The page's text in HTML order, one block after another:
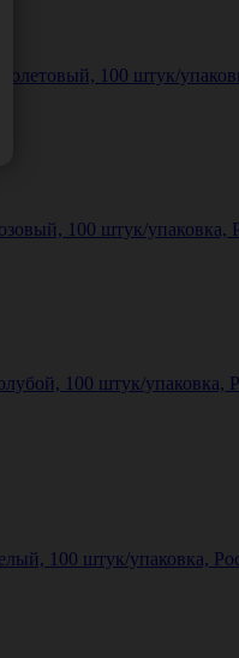
100 штук/
100 штук/
100 штук/
100 штук/